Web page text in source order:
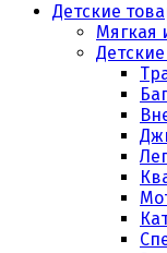
Детские
Мягкая